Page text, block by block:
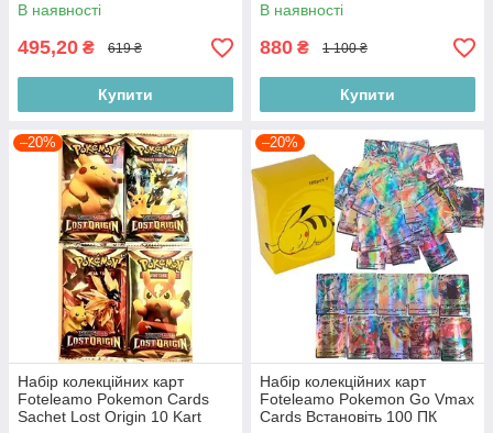
В наявності
495,20 ₴ 619 ₴
Купити
В наявності
880 ₴ 1 100 ₴
Купити
–20%
Набір колекційних карт
Foteleamo Pokemon Cards
Sachet Lost Origin 10 Kart
–20%
Набір колекційних карт
Foteleamo Pokemon Go Vmax
Cards Встановіть 100 ПК